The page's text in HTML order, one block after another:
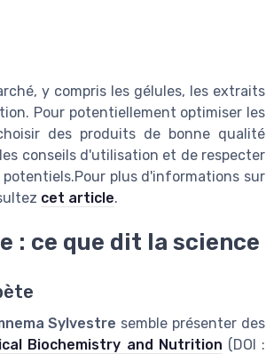
y compris les gélules, les extraits
Pour potentiellement optimiser les
des produits de bonne qualité
conseils d'utilisation et de respecter
plus d'informations sur
cet article.
: ce que dit la science
Sylvestre semble présenter des
Biochemistry and Nutrition (DOI :